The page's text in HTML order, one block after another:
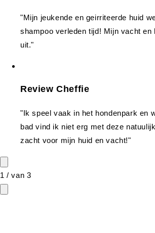
"Mijn jeukende en geirriteerde huid
shampoo verleden tijd! Mijn vacht en
uit."
Review Cheffie
"Ik speel vaak in het hondenpark en
bad vind ik niet erg met deze
zacht voor mijn huid en vacht!"
1 /van 3